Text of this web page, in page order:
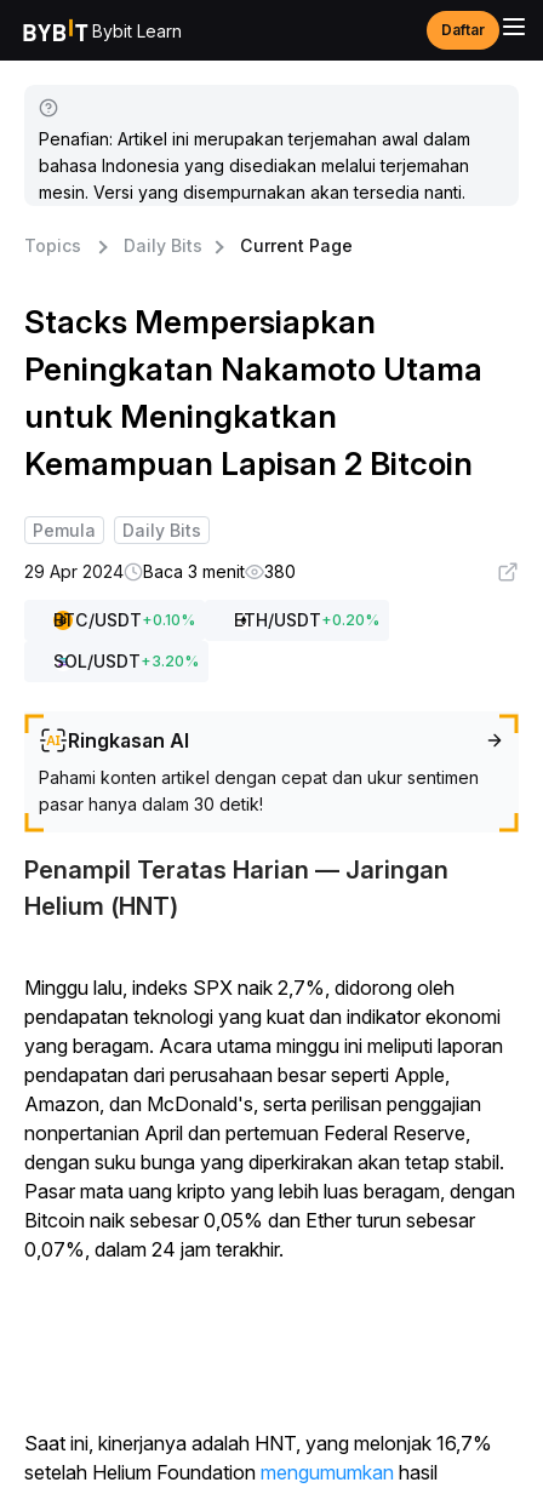
Bybit Learn Daftar
Penafian: Artikel ini merupakan terjemahan awal dalam
bahasa Indonesia yang disediakan melalui terjemahan
mesin. Versi yang disempurnakan akan tersedia nanti.
Topics Daily Bits Current Page
Stacks Mempersiapkan
Peningkatan Nakamoto Utama
untuk Meningkatkan
Kemampuan Lapisan 2 Bitcoin
Pemula
Daily Bits
29 Apr 2024
Baca 3 menit 380
BTC/USDT+0.10% ETH/USDT+0.20%
SOL/USDT+3.20%
Ringkasan AI
Pahami konten artikel dengan cepat dan ukur sentimen
pasar hanya dalam 30 detik!
Penampil Teratas Harian — Jaringan
Helium (HNT)
Minggu lalu, indeks SPX naik 2,7%, didorong oleh
pendapatan teknologi yang kuat dan indikator ekonomi
yang beragam. Acara utama minggu ini meliputi laporan
pendapatan dari perusahaan besar seperti Apple,
Amazon, dan McDonald's, serta perilisan penggajian
nonpertanian April dan pertemuan Federal Reserve,
dengan suku bunga yang diperkirakan akan tetap stabil.
Pasar mata uang kripto yang lebih luas beragam, dengan
Bitcoin naik sebesar 0,05% dan Ether turun sebesar
0,07%, dalam 24 jam terakhir.
Saat ini, kinerjanya adalah HNT, yang melonjak 16,7%
setelah Helium Foundation mengumumkan hasil